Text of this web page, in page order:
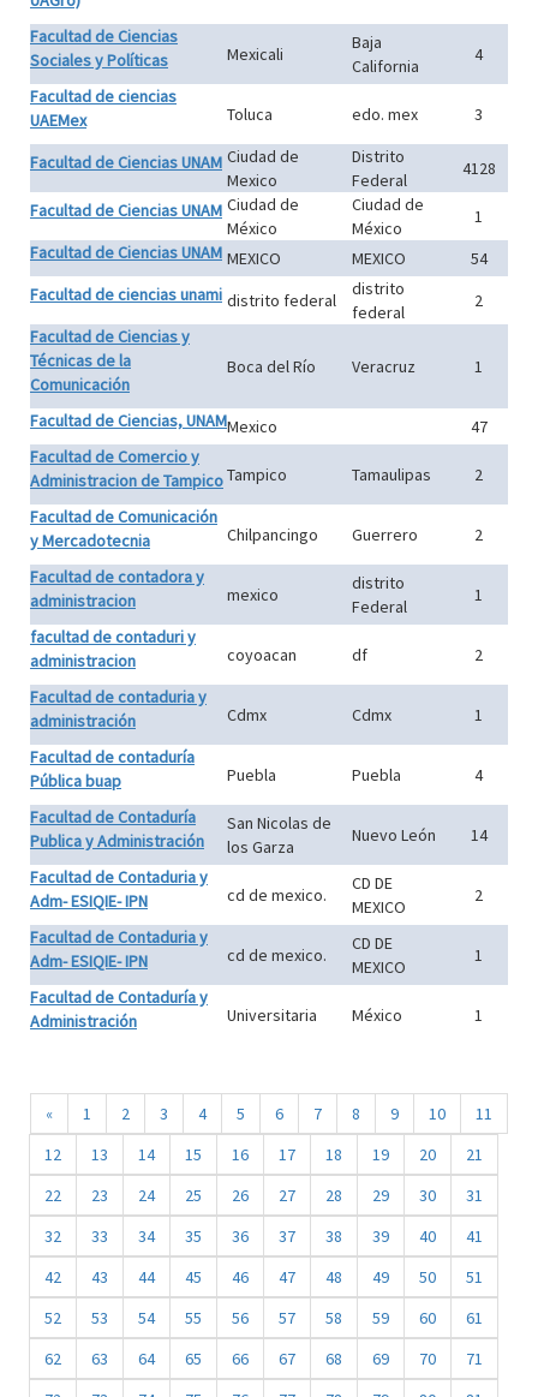
Facultad de Ciencias
Sociales y Políticas
Mexicali
Baja
California
4
Facultad de ciencias
UAEMex
Toluca edo. mex 3
Facultad de Ciencias UNAM Ciudad de
Mexico
Distrito
Federal
4128
Facultad de Ciencias UNAM Ciudad de
México
Ciudad de
México
1
Facultad de Ciencias UNAM MEXICO MEXICO
54
Facultad de ciencias unami distrito federal
distrito
federal
2
Facultad de Ciencias y
Técnicas de la
Comunicación
Boca del Río Veracruz 1
Facultad de Ciencias, UNAMMexico
47
Facultad de Comercio y
Administracion de TampicoTampico Tamaulipas
2
Facultad de Comunicación
y Mercadotecnia
Chilpancingo Guerrero
2
Facultad de contadora y
administracion
mexico
distrito
Federal
1
facultad de contaduri y
administracion
coyoacan df
2
Facultad de contaduria y
administración
Cdmx Cdmx
1
Facultad de contaduría
Pública buap
Puebla Puebla
4
Facultad de Contaduría
Publica y Administración
San Nicolas de
los Garza
Nuevo León
14
Facultad de Contaduria y
Adm- ESIQIE- IPN
cd de mexico.
CD DE
MEXICO
2
Facultad de Contaduria y
Adm- ESIQIE- IPN
cd de mexico.
CD DE
MEXICO
1
Facultad de Contaduría y
Administración
Universitaria México 1
« 1 2 3 4 5 6 7 8 9 10
11
12
13 14 15 16 17 18 19 20
21
22
23 24 25 26 27 28 29 30
31
32
33 34 35 36 37 38 39 40
41
42
43 44 45 46 47 48 49 50
51
52
53 54 55 56 57 58 59 60
61
62
63 64 65 66 67 68 69 70
71